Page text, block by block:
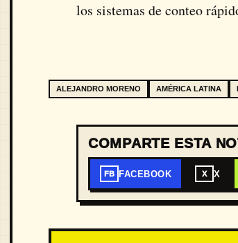
los sistemas de conteo
ALEJANDRO MORENO AMÉRICA LATINA
COMPARTE ESTA
FB FACEBOOK X X